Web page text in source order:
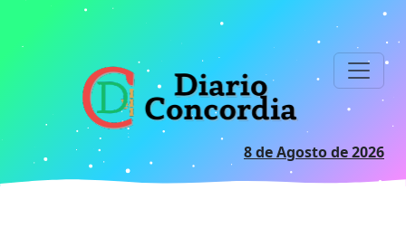
contenido
8 de Agosto de 2026